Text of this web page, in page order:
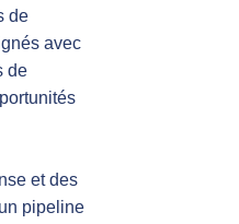
de
avec
de
et des
pipeline